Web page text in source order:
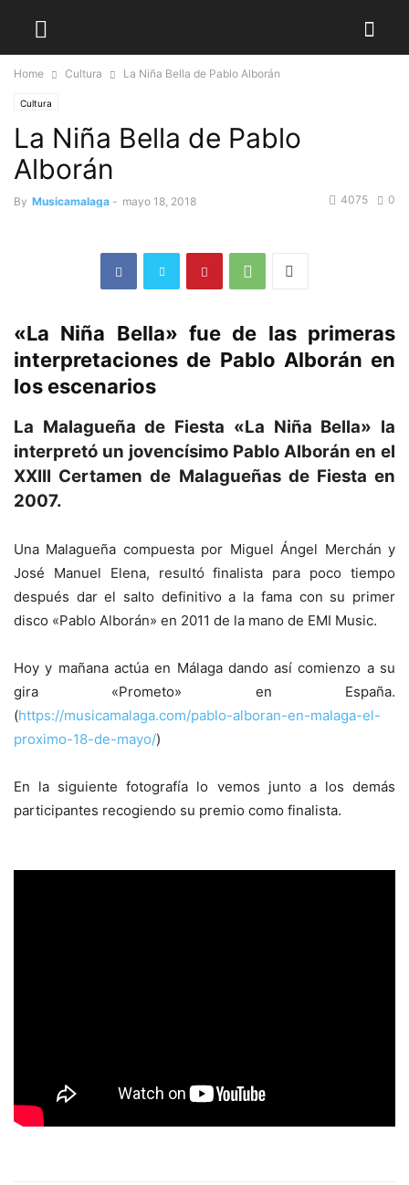
Home Cultura La Niña Bella de Pablo Alborán
Cultura
La Niña Bella de Pablo
Alborán
By Musicamalaga - mayo 18, 2018 0
4075
«La Niña Bella» fue de las primeras
interpretaciones de Pablo Alborán en
los escenarios
La Malagueña de Fiesta «La Niña Bella» la
interpretó un jovencísimo Pablo Alborán en el
XXIII Certamen de Malagueñas de Fiesta en
2007.
Una Malagueña compuesta por Miguel Ángel Merchán y
José Manuel Elena, resultó finalista para poco tiempo
después dar el salto definitivo a la fama con su primer
disco «Pablo Alborán» en 2011 de la mano de EMI Music.
Hoy y mañana actúa en Málaga dando así comienzo a su
gira «Prometo» en España.
(https://musicamalaga.com/pablo-alboran-en-malaga-el-
proximo-18-de-mayo/)
En la siguiente fotografía lo vemos junto a los demás
participantes recogiendo su premio como finalista.